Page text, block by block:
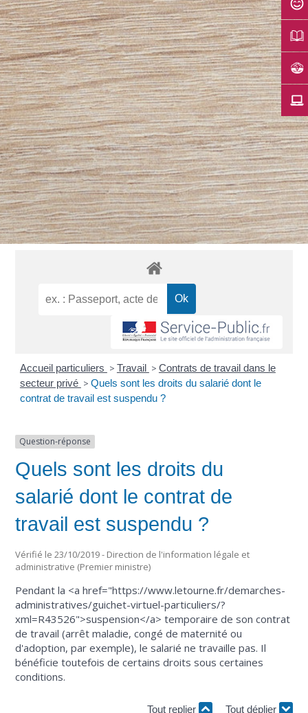
Accueil particuliers > Travail > Contrats de travail dans le
secteur privé > Quels sont les droits du salarié dont le
contrat de travail est suspendu ?
Question-réponse
Quels sont les droits du
salarié dont le contrat de
travail est suspendu ?
Vérifié le 23/10/2019 - Direction de l'information légale et
administrative (Premier ministre)
Pendant la <a href="https://www.letourne.fr/demarches-
administratives/guichet-virtuel-particuliers/?
xml=R43526">suspension</a> temporaire de son contrat
de travail (arrêt maladie, congé de maternité ou
d'adoption, par exemple), le salarié ne travaille pas. Il
bénéficie toutefois de certains droits sous certaines
conditions.
Tout replier Tout déplier